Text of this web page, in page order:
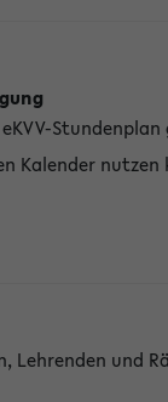
Kalender nutzen
und